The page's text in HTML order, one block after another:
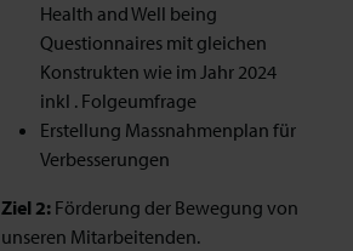
Health and Well being
Questionnaires mit gleichen
Konstrukten wie im Jahr 2024
inkl . Folgeumfrage
Erstellung Massnahmenplan für
Verbesserungen
Ziel 2:Förderung der Bewegung von
unseren Mitarbeitenden.